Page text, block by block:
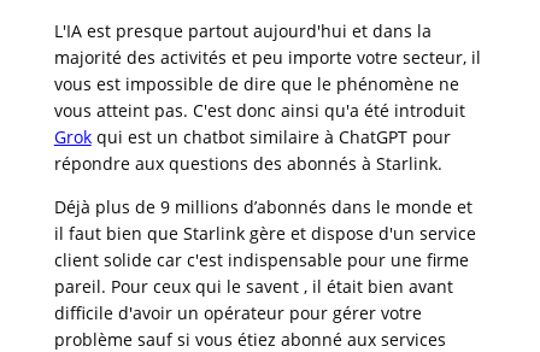
L'IA est presque partout aujourd'hui et dans la
majorité des activités et peu importe votre secteur, il
vous est impossible de dire que le phénomène ne
vous atteint pas. C'est donc ainsi qu'a été introduit
Grokqui est un chatbot similaire à ChatGPT pour
répondre aux questions des abonnés à Starlink.
Déjà plus de 9 millions d’abonnés dans le monde et
il faut bien que Starlink gère et dispose d'un service
client solide car c'est indispensable pour une firme
pareil. Pour ceux qui le savent , il était bien avant
difficile d'avoir un opérateur pour gérer votre
problème sauf si vous étiez abonné aux services